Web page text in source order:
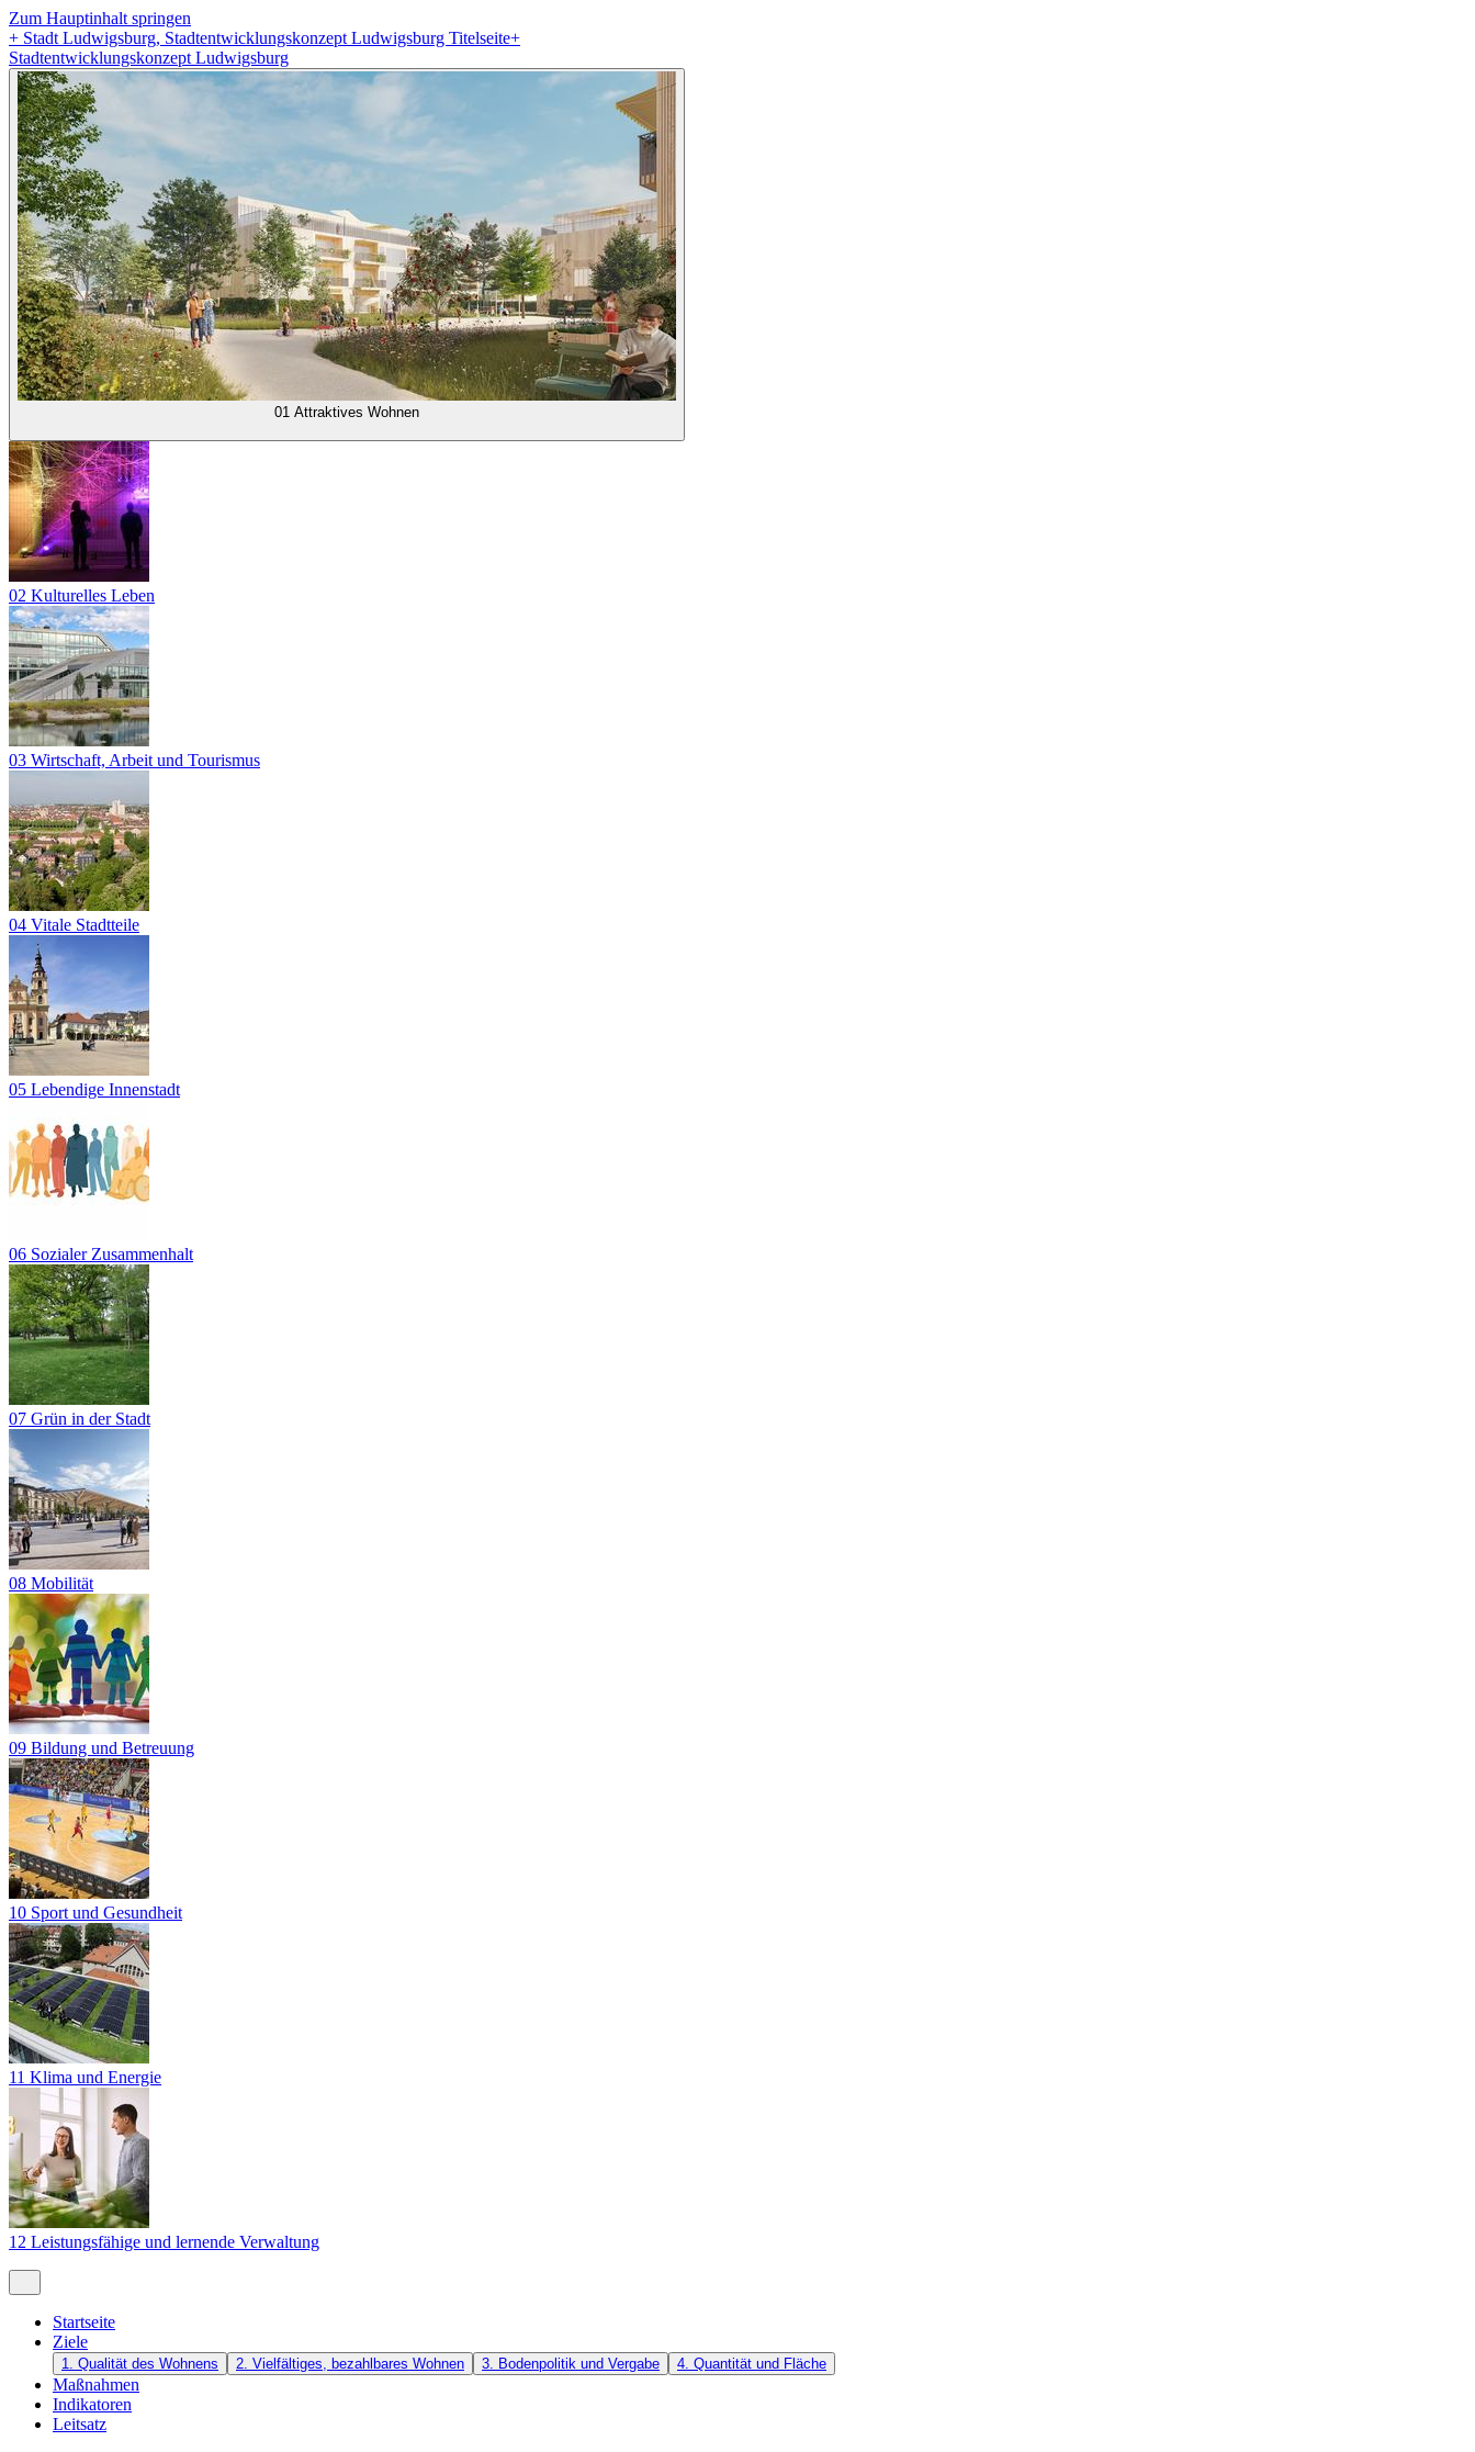
Zum Hauptinhalt springen
+ Stadt Ludwigsburg, Stadtentwicklungskonzept Ludwigsburg Titelseite+
Stadtentwicklungskonzept Ludwigsburg
01 Attraktives Wohnen
02 Kulturelles Leben
03 Wirtschaft, Arbeit und Tourismus
04 Vitale Stadtteile
05 Lebendige Innenstadt
06 Sozialer Zusammenhalt
07 Grün in der Stadt
08 Mobilität
09 Bildung und Betreuung
10 Sport und Gesundheit
11 Klima und Energie
12 Leistungsfähige und lernende Verwaltung
Startseite
Ziele
1. Qualität des Wohnens 2. Vielfältiges, bezahlbares Wohnen 3. Bodenpolitik und Vergabe 4. Quantität und Fläche
Maßnahmen
Indikatoren
Leitsatz